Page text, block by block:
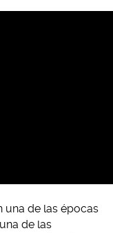
una de las épocas
de las